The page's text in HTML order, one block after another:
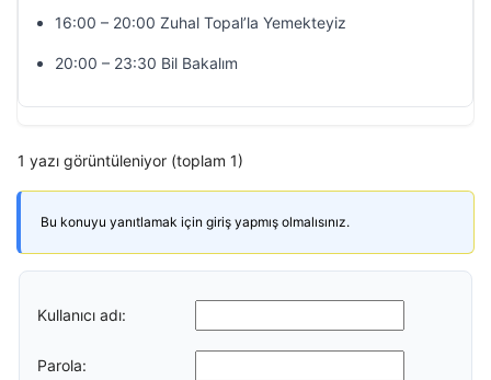
16:00 – 20:00 Zuhal Topal’la Yemekteyiz
20:00 – 23:30 Bil Bakalım
1 yazı görüntüleniyor (toplam 1)
Bu konuyu yanıtlamak için giriş yapmış olmalısınız.
Kullanıcı adı:
Parola: